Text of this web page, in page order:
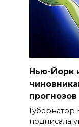
Нью-Йорк
прогнозов
подписала